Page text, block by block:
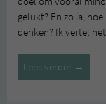
gelukt? En zo ja,
denken? Ik vertel
Lees verder Minder
kleding
→